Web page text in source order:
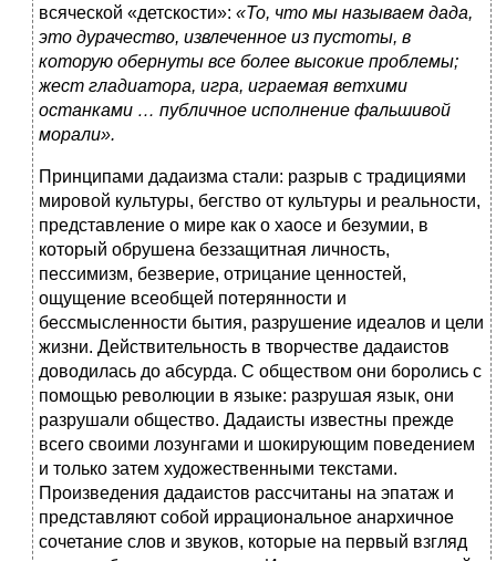
всяческой «детскости»: «То, что мы называем дада,
это дурачество, извлеченное из пустоты, в
которую обернуты все более высокие проблемы;
жест гладиатора, игра, играемая ветхими
останками … публичное исполнение фальшивой
морали».
Принципами дадаизма стали: разрыв с традициями
мировой культуры, бегство от культуры и реальности,
представление о мире как о хаосе и безумии, в
который обрушена беззащитная личность,
пессимизм, безверие, отрицание ценностей,
ощущение всеобщей потерянности и
бессмысленности бытия, разрушение идеалов и цели
жизни. Действительность в творчестве дадаистов
доводилась до абсурда. С обществом они боролись с
помощью революции в языке: разрушая язык, они
разрушали общество. Дадаисты известны прежде
всего своими лозунгами и шокирующим поведением
и только затем художественными текстами.
Произведения дадаистов рассчитаны на эпатаж и
представляют собой иррациональное анархичное
сочетание слов и звуков, которые на первый взгляд